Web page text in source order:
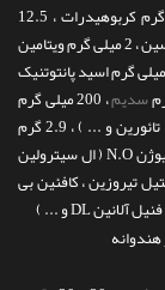
، 5 گرم کربوهیدرات ، 12.5
میکروگرم ویتامین D و 2 میلی گرم تیامین ، 20 میلی گرم نیاسین ، 2 میلی گرم ویتامین
B6 و 330 میکروگرم فولات ، 6 میکروگرم ویتامین B12 و 10 میلی گرم اسید پانتوتنیک
سدیم
، 200 میلی گرم
پتاسیم ، 5.1 گرم ماتریس میوژنیک ( کراتین ، پروتئین وی ، تائورین و ... ) ، 2.9 گرم
Endura Shot( بتا آلانین ، بتائین بی آب و ... ) ، 1 گرم آلفا فیوژن N.O ( ال سیترولین
( ان استیل تیروزین ، کافئین بی